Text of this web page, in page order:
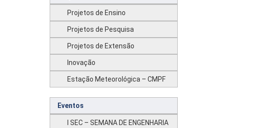
Projetos de Ensino
Projetos de Pesquisa
Projetos de Extensão
Inovação
Estação Meteorológica – CMPF
Eventos
I SEC – SEMANA DE ENGENHARIA